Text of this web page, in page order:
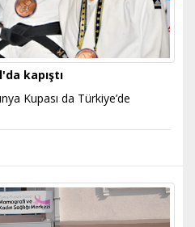
kapıştı
Kupası da Türkiye’de